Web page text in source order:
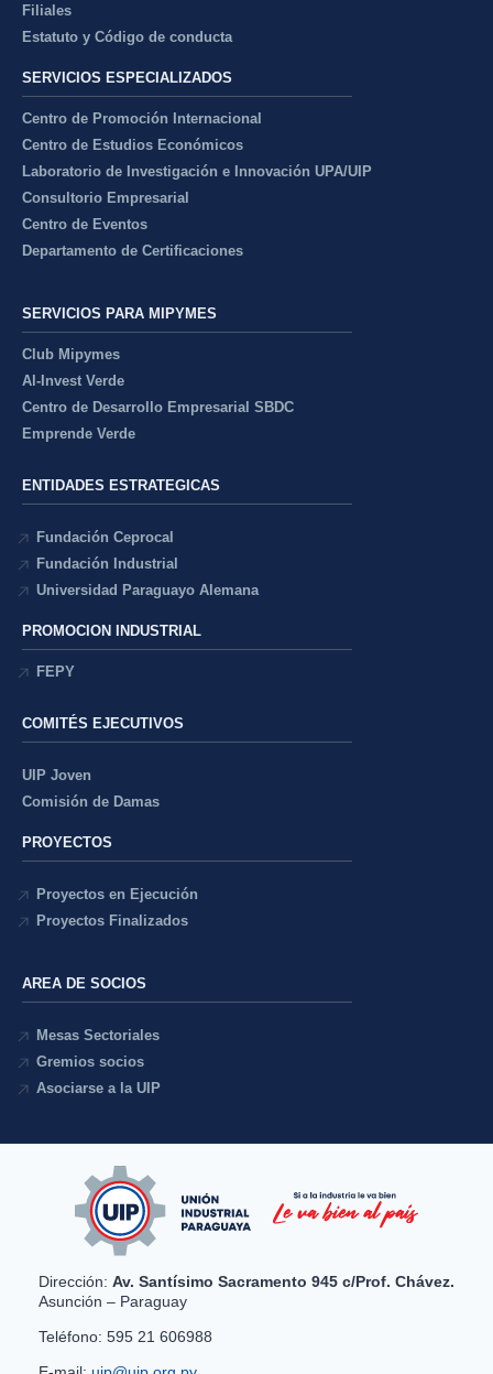
Filiales
Estatuto y Código de conducta
SERVICIOS ESPECIALIZADOS
Centro de Promoción Internacional
Centro de Estudios Económicos
Laboratorio de Investigación e Innovación UPA/UIP
Consultorio Empresarial
Centro de Eventos
Departamento de Certificaciones
SERVICIOS PARA MIPYMES
Club Mipymes
Al-Invest Verde
Centro de Desarrollo Empresarial SBDC
Emprende Verde
ENTIDADES ESTRATEGICAS
Fundación Ceprocal
Fundación Industrial
Universidad Paraguayo Alemana
PROMOCION INDUSTRIAL
FEPY
COMITÉS EJECUTIVOS
UIP Joven
Comisión de Damas
PROYECTOS
Proyectos en Ejecución
Proyectos Finalizados
AREA DE SOCIOS
Mesas Sectoriales
Gremios socios
Asociarse a la UIP
Dirección: Av. Santísimo Sacramento 945 c/Prof. Chávez.
Asunción – Paraguay
Teléfono: 595 21 606988